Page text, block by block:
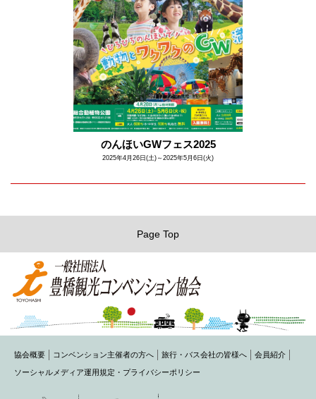
のんほいGWフェス2025
2025年4月26日(土)～2025年5月6日(火)
Page Top
協会概要 コンベンション主催者の方へ 旅行・バス会社の皆様へ 会員紹介
ソーシャルメディア運用規定・プライバシーポリシー
〒440-0075 豊橋市花田町字石塚42-1(豊橋商工会議所内)